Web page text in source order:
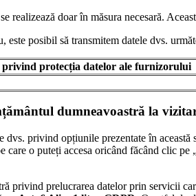
realizează doar în măsura necesară.
posibil să transmitem datele dvs.
protecția datelor ale furnizorului
dumneavoastră la
dvs. privind opțiunile prezentate în
care o puteți accesa oricând făcând clic
privind prelucrarea datelor prin servicii